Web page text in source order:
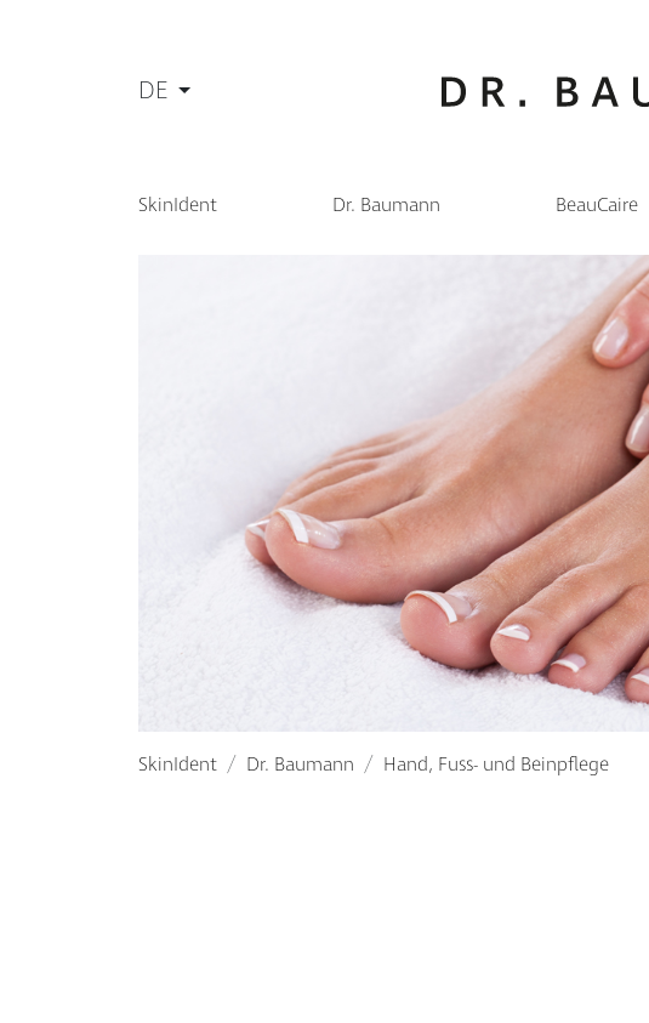
DE
SkinIdent Dr. Baumann BeauCaire
SkinIdent Dr. Baumann Hand, Fuss- und Beinpflege